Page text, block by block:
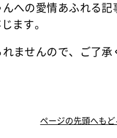
への愛情あふれる記
ます。
ませんので、ご了承
ページの先頭へも